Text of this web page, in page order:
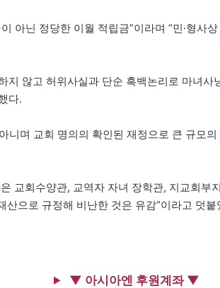
아닌 정당한 이월 적립금”이라며 “민·형사
지 않고 허위사실과 단순 흑백논리로 마녀
다.
니며 교회 명의의 확인된 재정으로 큰 규모
교회수양관, 교역자 자녀 장학관, 지교회부
산으로 규정해 비난한 것은 유감”이라고 덧붙
▼ 아시아엔 후원계좌 ▼